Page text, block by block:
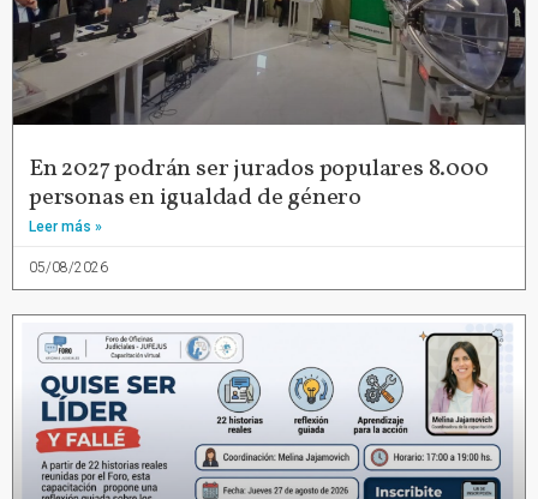
En 2027 podrán ser jurados populares 8.000
personas en igualdad de género
Leer más »
05/08/2026